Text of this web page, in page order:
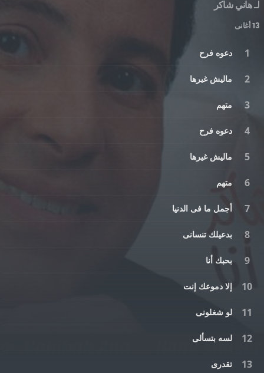
لـ هاني شاكر
13 أغانى
دعوه فرح
ماليش غيرها
متهم
دعوه فرح
ماليش غيرها
متهم
أجمل ما فى الدنيا
بدعيلك تنسانى
بحبك أنا
إلا دموعك إنت
لو شغلونى
لسه بتسألى
تقدرى